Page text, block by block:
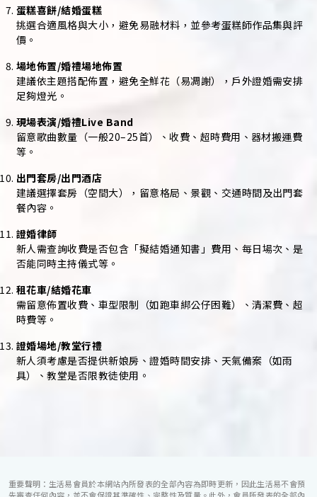
蛋糕喜餅/結婚蛋糕
挑選合適風格與大小，避免易融材料，並參考蛋糕師作品集與評
價。
場地佈置/婚禮場地佈置
建議依主題搭配佈置，避免全鮮花（易凋謝），戶外證婚需安排
足夠燈光。
現場表演/婚禮Live Band
留意歌曲數量（一般20–25首）、收費、超時費用、器材搬運費
等。
出門套房/出門酒店
建議選擇套房（空間大），留意格局、景觀、交通時間及出門套
餐內容。
證婚律師
新人需查詢收費是否包含「擬結婚通知書」費用、每日場次、是
否能同時主持儀式等。
租花車/結婚花車
需留意佈置收費、車型限制（如跑車綁公仔困難）、清潔費、超
時費等。
證婚場地/教堂行禮
新人須考慮是否提供新娘房、證婚時間安排、天氣備案（如雨
具）、教堂是否限教徒使用。
重要聲明：生活易會員於本網站內所發表的全部內容為即時更新，因此生活易不會預